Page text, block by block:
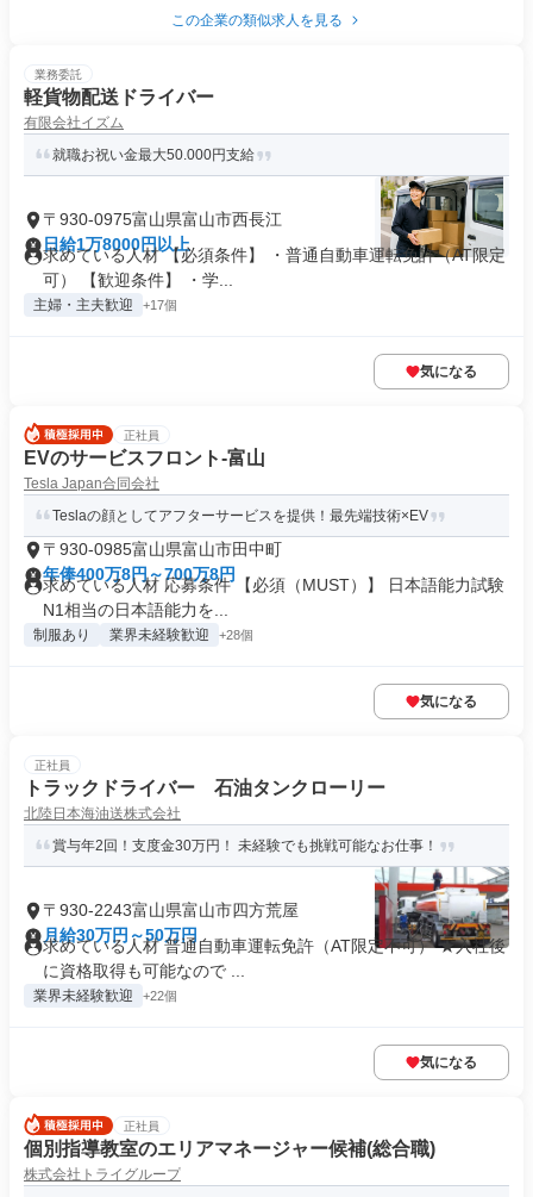
この企業の類似求人を見る
業務委託
軽貨物配送ドライバー
有限会社イズム
就職お祝い金最大50.000円支給
〒930-0975富山県富山市西長江
日給1万8000円以上
求めている人材 【必須条件】 ・普通自動車運転免許（AT限定
可） 【歓迎条件】 ・学...
主婦・主夫歓迎 +17個
気になる
正社員
EVのサービスフロント-富山
Tesla Japan合同会社
Teslaの顔としてアフターサービスを提供！最先端技術×EV
〒930-0985富山県富山市田中町
年俸400万8円～700万8円
求めている人材 応募条件 【必須（MUST）】 日本語能力試験
N1相当の日本語能力を...
制服あり 業界未経験歓迎 +28個
気になる
正社員
トラックドライバー 石油タンクローリー
北陸日本海油送株式会社
賞与年2回！支度金30万円！ 未経験でも挑戦可能なお仕事！
〒930-2243富山県富山市四方荒屋
月給30万円～50万円
求めている人材 普通自動車運転免許（AT限定不可） ★入社後
に資格取得も可能なので ...
業界未経験歓迎 +22個
気になる
正社員
個別指導教室のエリアマネージャー候補(総合職)
株式会社トライグループ